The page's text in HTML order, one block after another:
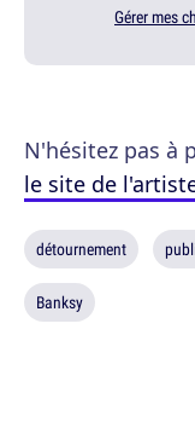
Gérer mes
N'hésitez pas à
le site de
détournement
Banksy